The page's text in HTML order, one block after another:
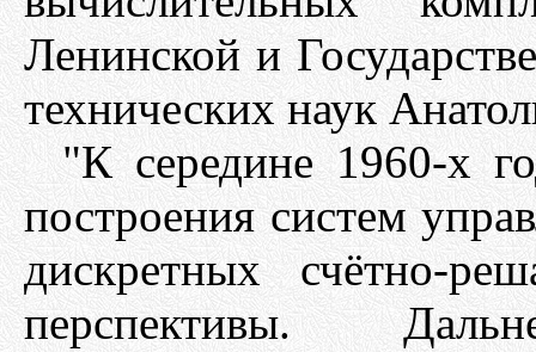
Ленинской и
технических наук
"К середине 1960-х
построения систем
дискретных счётно-
перспективы.